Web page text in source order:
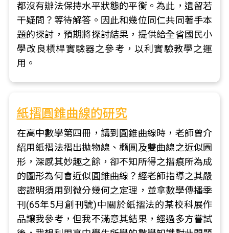
都沒有辦法保持水平狀態的平衡。為此，遺留若
干疑問？等待解答。因此和幾位同仁共同著手本
題的探討，預期將探討結果，提供給全省國民小
學改良槓桿實驗器之參考，以利實驗教學之運
用。
紙摺圓錐曲線的研究
在高中數學第四冊，講到圓錐曲線時，老師曾介
紹用紙摺法摺出拋物線、橢圓及雙曲線之近似圖
形，深感其妙趣之餘，卻不知所得之摺痕所為成
的圖形為何會近似圓錐曲線？經老師指導之其嚴
密證明須用到微分幾何之定理，並拿數學傳播季
刊(65年5月創刊號)中關於紙摺法的某校科展作
品讓我參考，但我不滿意其結果，經過多方嘗試